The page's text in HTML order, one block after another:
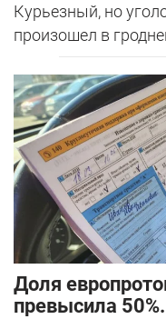
Курьезный, но
произошел в
Доля
превысила